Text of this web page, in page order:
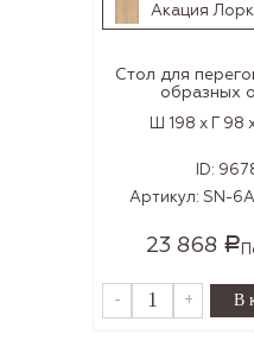
Акация
Стол для
образных
Ш 198 x Г 98
ID:
Артикул: SN-
23 868 Р
- +